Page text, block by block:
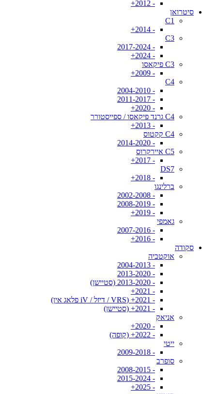
- 2012+
סיטרואן
C1
- 2014+
C3
- 2017-2024
- 2024+
C3 פיקאסו
- 2009+
C4
- 2004-2010
- 2011-2017
- 2020+
C4 גרנד פיקאסו / ספייסטורר
- 2013+
C4 קקטוס
- 2014-2020
C5 איירקרוס
- 2017+
DS7
- 2018+
ברלינגו
- 2002-2008
- 2008-2019
- 2019+
גאמפי
- 2007-2016
- 2016+
סקודה
אוקטביה
- 2004-2013
- 2013-2020
- 2013-2020 (סטיישן)
- 2021+
- 2021+ (VRS / דיזל / iV פלאג אין)
- 2021+ (סטיישן)
אניאק
- 2020+
- 2022+ (קופה)
ייטי
- 2009-2018
סופרב
- 2008-2015
- 2015-2024
- 2025+